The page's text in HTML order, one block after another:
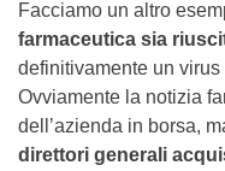
Facciamo un altro
farmaceutica sia
definitivamente un
Ovviamente la notizia
dell’azienda in borsa,
direttori generali